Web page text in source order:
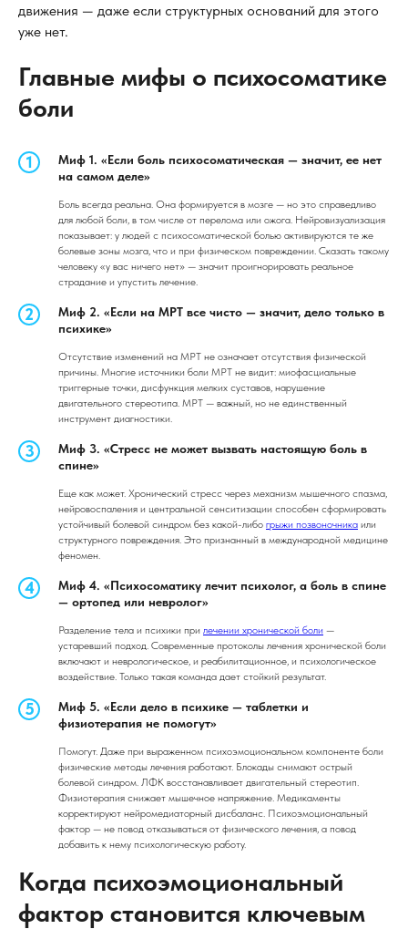
движения — даже если структурных оснований для этого
уже нет.
Главные мифы о психосоматике
боли
Миф 1. «Если боль психосоматическая — значит, ее нет
на самом деле»
Боль всегда реальна. Она формируется в мозге — но это справедливо
для любой боли, в том числе от перелома или ожога. Нейровизуализация
показывает: у людей с психосоматической болью активируются те же
болевые зоны мозга, что и при физическом повреждении. Сказать такому
человеку «у вас ничего нет» — значит проигнорировать реальное
страдание и упустить лечение.
Миф 2. «Если на МРТ все чисто — значит, дело только в
психике»
Отсутствие изменений на МРТ не означает отсутствия физической
причины. Многие источники боли МРТ не видит: миофасциальные
триггерные точки, дисфункция мелких суставов, нарушение
двигательного стереотипа. МРТ — важный, но не единственный
инструмент диагностики.
Миф 3. «Стресс не может вызвать настоящую боль в
спине»
Еще как может. Хронический стресс через механизм мышечного спазма,
нейровоспаления и центральной сенситизации способен сформировать
устойчивый болевой синдром без какой-либо грыжи позвоночника или
структурного повреждения. Это признанный в международной медицине
феномен.
Миф 4. «Психосоматику лечит психолог, а боль в спине
— ортопед или невролог»
Разделение тела и психики при лечении хронической боли —
устаревший подход. Современные протоколы лечения хронической боли
включают и неврологическое, и реабилитационное, и психологическое
воздействие. Только такая команда дает стойкий результат.
Миф 5. «Если дело в психике — таблетки и
физиотерапия не помогут»
Помогут. Даже при выраженном психоэмоциональном компоненте боли
физические методы лечения работают. Блокады снимают острый
болевой синдром. ЛФК восстанавливает двигательный стереотип.
Физиотерапия снижает мышечное напряжение. Медикаменты
корректируют нейромедиаторный дисбаланс. Психоэмоциональный
фактор — не повод отказываться от физического лечения, а повод
добавить к нему психологическую работу.
Когда психоэмоциональный
фактор становится ключевым